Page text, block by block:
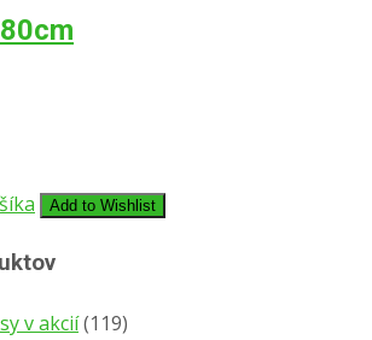
Add to Wishlist
v akcií(119)